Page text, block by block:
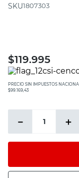
:1807303
$119.995
PRECIO SIN IMPUESTOS
$99.169,43
＋
－